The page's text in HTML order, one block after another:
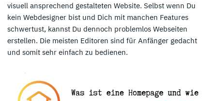
visuell ansprechend gestalteten Website. Selbst wenn Du
kein Webdesigner bist und Dich mit manchen Features
schwertust, kannst Du dennoch problemlos Webseiten
erstellen. Die meisten Editoren sind für Anfänger gedacht
und somit sehr einfach zu bedienen.